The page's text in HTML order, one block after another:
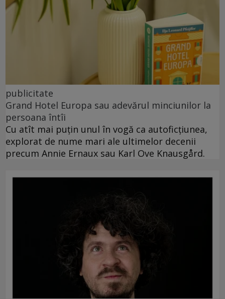
publicitate
Grand Hotel Europa sau adevărul minciunilor la
persoana întîi
Cu atît mai puțin unul în vogă ca autoficțiunea,
explorat de nume mari ale ultimelor decenii
precum Annie Ernaux sau Karl Ove Knausgård.